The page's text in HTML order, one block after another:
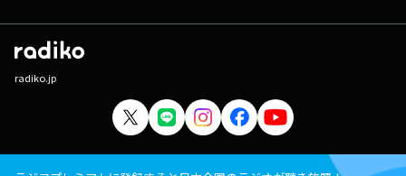
radiko.jp